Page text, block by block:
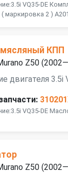
VQ35-DE
маркировка 2 )
КПП
Z50
двигателя 3.5i
VQ35-DE
Z50